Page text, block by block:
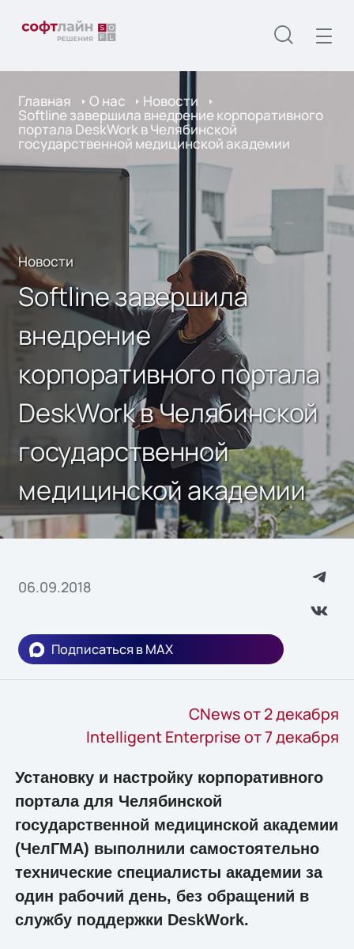
Главная О нас Новости
Softline завершила внедрение корпоративного
портала DeskWork в Челябинской
государственной медицинской академии
Новости
Softline завершила
внедрение
корпоративного портала
DeskWork в Челябинской
государственной
медицинской академии
06.09.2018
Подписаться в MAX
CNews от 2 декабря
Intelligent Enterprise от 7 декабря
Установку и настройку корпоративного
портала для Челябинской
государственной медицинской академии
(ЧелГМА) выполнили самостоятельно
технические специалисты академии за
один рабочий день, без обращений в
службу поддержки DeskWork.